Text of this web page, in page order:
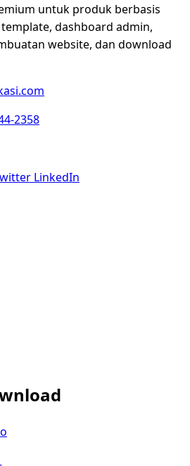
untuk produk berbasis
dashboard admin,
website, dan download
2358
LinkedIn